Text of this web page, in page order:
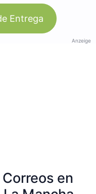
Entrega
Anzeige
en